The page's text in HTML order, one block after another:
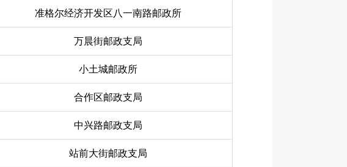
准格尔经济开发区八一南路邮政所
万晨街邮政支局
小土城邮政所
合作区邮政支局
中兴路邮政支局
站前大街邮政支局